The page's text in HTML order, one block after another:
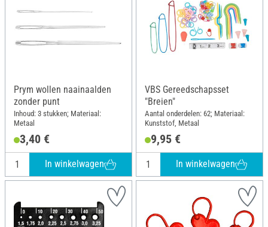
Prym wollen naainaalden
zonder punt
Inhoud: 3 stukken; Materiaal:
Metaal
3,40 €
In winkelwagen
VBS Gereedschapsset
"Breien"
Aantal onderdelen: 62; Materiaal:
Kunststof, Metaal
9,95 €
In winkelwagen